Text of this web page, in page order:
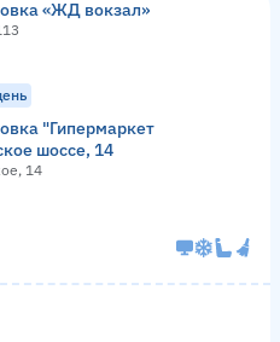
«ЖД вокзал»
"Гипермаркет
шоссе, 14
14